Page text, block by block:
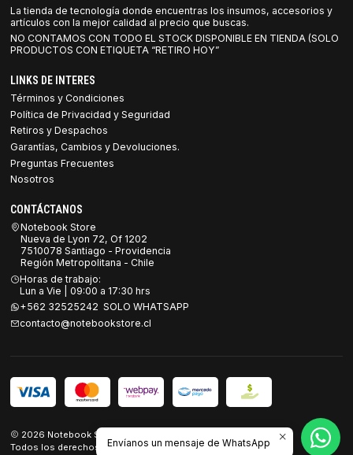
La tienda de tecnología donde encuentras los insumos, accesorios y
artículos con la mejor calidad al precio que buscas.
NO CONTAMOS CON TODO EL STOCK DISPONIBLE EN TIENDA (SOLO
PRODUCTOS CON ETIQUETA “RETIRO HOY”
LINKS DE INTERES
Términos y Condiciones
Política de Privacidad y Seguridad
Retiros y Despachos
Garantías, Cambios y Devoluciones.
Preguntas Frecuentes
Nosotros
CONTÁCTANOS
Notebook Store
Nueva de Lyon 72, Of 1202
7510078 Santiago - Providencia
Región Metropolitana - Chile
Horas de trabajo:
Lun a Vie | 09:00 a 17:30 hrs
+562 32525242 SOLO WHATSAPP
contacto@notebookstore.cl
2026 Notebook Store.
Todos los derechos reservados.Desarrollado por Jumpseller
Envíanos un mensaje de WhatsApp